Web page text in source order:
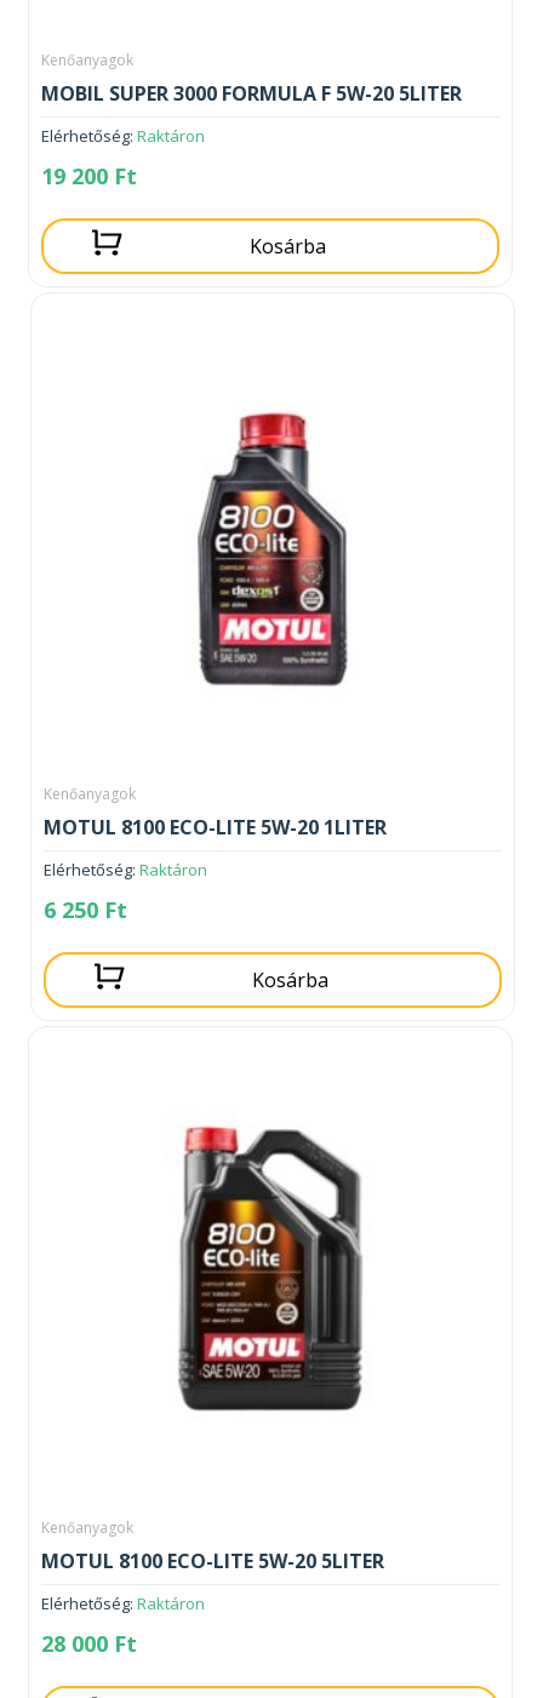
Kenőanyagok
MOBIL SUPER 3000 FORMULA F 5W-20 5LITER
Elérhetőség: Raktáron
19 200 Ft
Kosárba
Kenőanyagok
MOTUL 8100 ECO-LITE 5W-20 1LITER
Elérhetőség: Raktáron
6 250 Ft
Kosárba
Kenőanyagok
MOTUL 8100 ECO-LITE 5W-20 5LITER
Elérhetőség: Raktáron
28 000 Ft